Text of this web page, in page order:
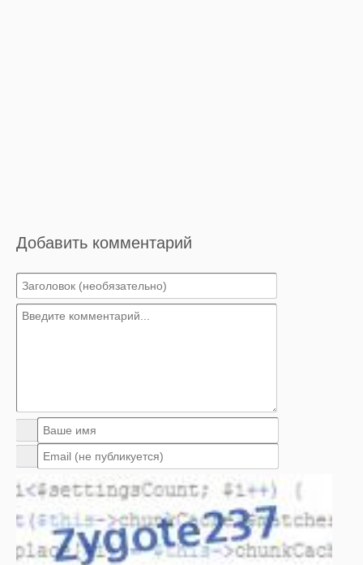
Добавить комментарий